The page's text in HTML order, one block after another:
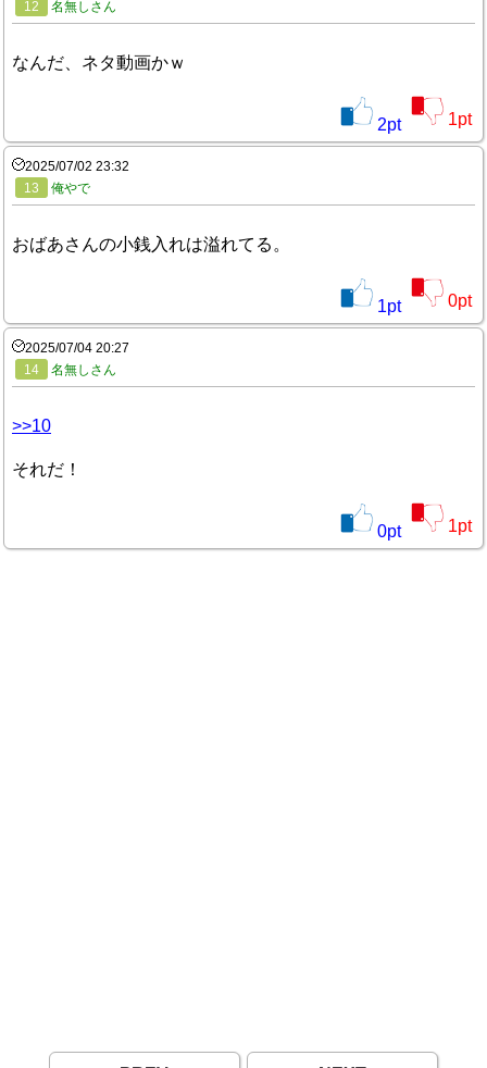
12
名無しさん
なんだ、ネタ動画かｗ
2pt 1pt
2025/07/02 23:32
13
俺やで
おばあさんの小銭入れは溢れてる。
1pt 0pt
2025/07/04 20:27
14
名無しさん
>>10
それだ！
0pt 1pt